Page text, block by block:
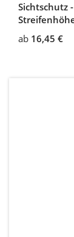
Sichtschutz
Wechsel,
ab 16,45 €